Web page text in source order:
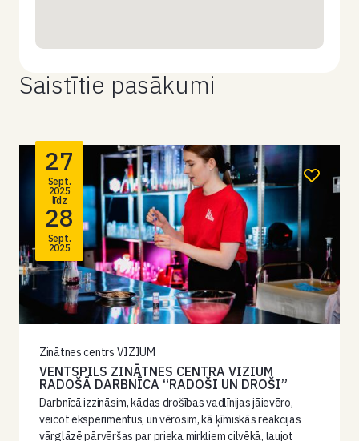
Saistītie pasākumi
27
Sept.
2025
līdz
28
Sept.
2025
Zinātnes centrs VIZIUM
VENTSPILS ZINĀTNES CENTRA VIZIUM
RADOŠĀ DARBNĪCA “RADOŠI UN DROŠI”
Darbnīcā izzināsim, kādas drošības vadlīnijas jāievēro,
veicot eksperimentus, un vērosim, kā ķīmiskās reakcijas
vārglāzē pārvēršas par prieka mirkļiem cilvēkā, ļaujot